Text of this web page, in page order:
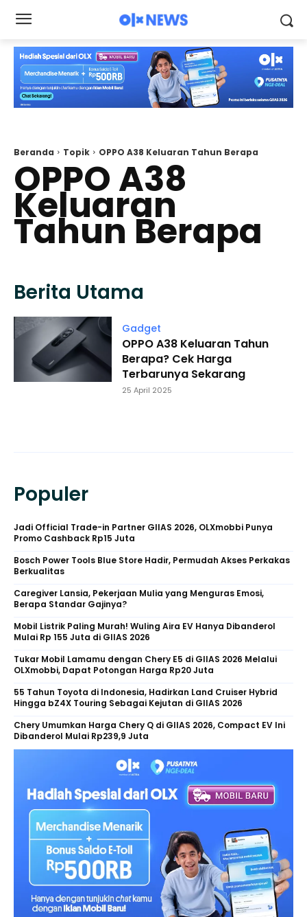
Beranda Topik OPPO A38 Keluaran Tahun Berapa
OPPO A38
Keluaran
Tahun Berapa
Berita Utama
Gadget
OPPO A38 Keluaran Tahun
Berapa? Cek Harga
Terbarunya Sekarang
25 April 2025
Populer
Jadi Official Trade-in Partner GIIAS 2026, OLXmobbi Punya
Promo Cashback Rp15 Juta
Bosch Power Tools Blue Store Hadir, Permudah Akses Perkakas
Berkualitas
Caregiver Lansia, Pekerjaan Mulia yang Menguras Emosi,
Berapa Standar Gajinya?
Mobil Listrik Paling Murah! Wuling Aira EV Hanya Dibanderol
Mulai Rp 155 Juta di GIIAS 2026
Tukar Mobil Lamamu dengan Chery E5 di GIIAS 2026 Melalui
OLXmobbi, Dapat Potongan Harga Rp20 Juta
55 Tahun Toyota di Indonesia, Hadirkan Land Cruiser Hybrid
Hingga bZ4X Touring Sebagai Kejutan di GIIAS 2026
Chery Umumkan Harga Chery Q di GIIAS 2026, Compact EV Ini
Dibanderol Mulai Rp239,9 Juta